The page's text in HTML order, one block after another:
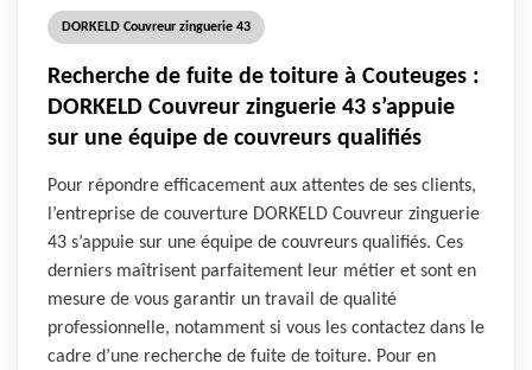
DORKELD Couvreur zinguerie 43
Recherche de fuite de toiture à Couteuges :
DORKELD Couvreur zinguerie 43 s’appuie
sur une équipe de couvreurs qualifiés
Pour répondre efficacement aux attentes de ses clients,
l’entreprise de couverture DORKELD Couvreur zinguerie
43 s’appuie sur une équipe de couvreurs qualifiés. Ces
derniers maîtrisent parfaitement leur métier et sont en
mesure de vous garantir un travail de qualité
professionnelle, notamment si vous les contactez dans le
cadre d’une recherche de fuite de toiture. Pour en